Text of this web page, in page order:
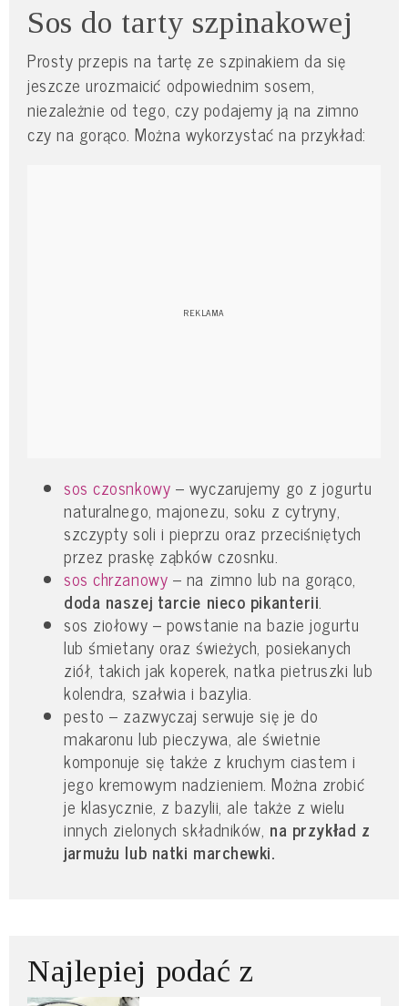
Sos do tarty szpinakowej
Prosty przepis na tartę ze szpinakiem da się
jeszcze urozmaicić odpowiednim sosem,
niezależnie od tego, czy podajemy ją na zimno
czy na gorąco. Można wykorzystać na przykład:
sos czosnkowy – wyczarujemy go z jogurtu
naturalnego, majonezu, soku z cytryny,
szczypty soli i pieprzu oraz przeciśniętych
przez praskę ząbków czosnku.
sos chrzanowy – na zimno lub na gorąco,
doda naszej tarcie nieco pikanterii.
sos ziołowy – powstanie na bazie jogurtu
lub śmietany oraz świeżych, posiekanych
ziół, takich jak koperek, natka pietruszki lub
kolendra, szałwia i bazylia.
pesto – zazwyczaj serwuje się je do
makaronu lub pieczywa, ale świetnie
komponuje się także z kruchym ciastem i
jego kremowym nadzieniem. Można zrobić
je klasycznie, z bazylii, ale także z wielu
innych zielonych składników, na przykład z
jarmużu lub natki marchewki.
Najlepiej podać z